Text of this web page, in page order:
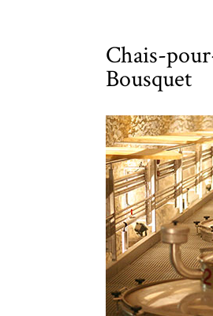
Chais-
Bousquet